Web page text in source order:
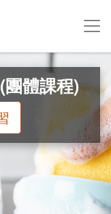
體課程)